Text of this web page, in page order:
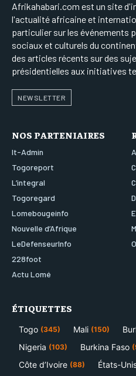
Afrikahabari.com est un site
l'actualité africaine et
particulier sur les événements
sociaux et culturels du
des articles récents sur des
présidentielles aux initiatives
NEWSLETTER
NOS PARTENIAIRES
It-Admin
Togoreport
L’integral
Togoregard
Lomebougeinfo
Nouvelle d’Afrique
LeDefenseurInfo
228foot
Actu Lomé
ÉTIQUETTES
Togo (345) Mali (150)
Nigeria (103) Burkina Faso
Côte d’Ivoire (88) États-